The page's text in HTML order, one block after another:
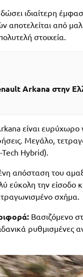
ιδιαίτερη
από
στοιχεία.
Arkana στην
είναι ευρύχωρο
Μεγάλο,
Hybrid).
απόσταση του
εύκολη την είσοδο
σχήμα.
Βασιζόμενο
ρυθμισμένες